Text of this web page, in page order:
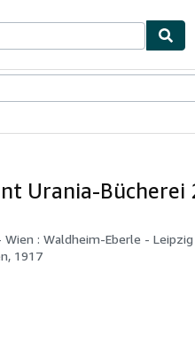
Urania-Bücherei
: Waldheim-Eberle -
1917